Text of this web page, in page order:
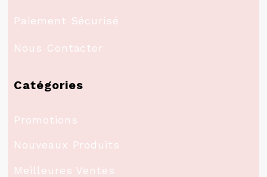
Paiement Sécurisé
Nous Contacter
Catégories
Promotions
Nouveaux Produits
Meilleures Ventes